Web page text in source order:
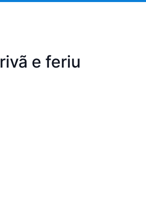
e feriu